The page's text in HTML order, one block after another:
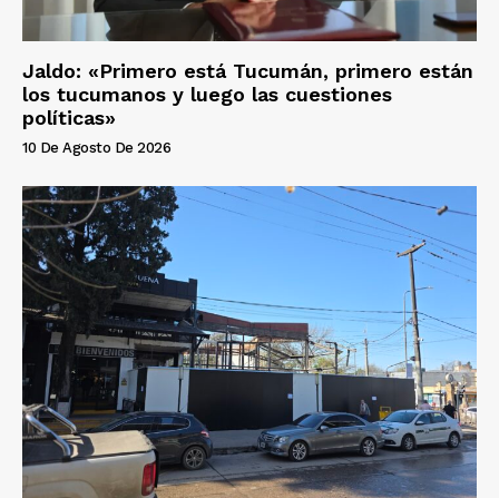
Jaldo: «Primero está Tucumán, primero están
los tucumanos y luego las cuestiones
políticas»
10 De Agosto De 2026